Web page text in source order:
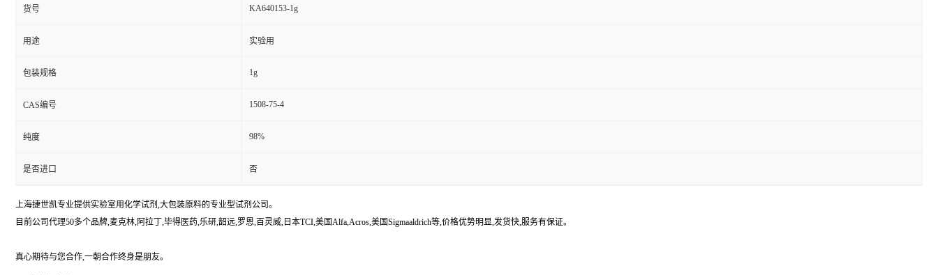
货号 KA640153-1g
用途 实验用
包装规格 1g
CAS编号 1508-75-4
纯度 98%
是否进口 否
上海捷世凯专业提供实验室用化学试剂,大包装原料的专业型试剂公司。
目前公司代理50多个品牌,麦克林,阿拉丁,毕得医药,乐研,韶远,罗恩,百灵威,日本TCI,美国Alfa,Acros,美国Sigmaaldrich等,价格优势明显,发货快,服务有保证。
真心期待与您合作,一朝合作终身是朋友。